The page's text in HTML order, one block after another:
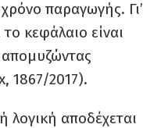
παραγωγής. Γι’
κεφάλαιο είναι
απομυζώντας
1867/2017).
λογική αποδέχεται